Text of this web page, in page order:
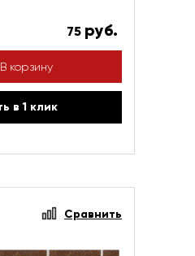
75 руб.
В корзину
в 1 клик
Сравнить